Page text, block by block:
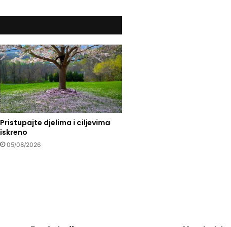
Pristupajte djelima i ciljevima
iskreno
05/08/2026